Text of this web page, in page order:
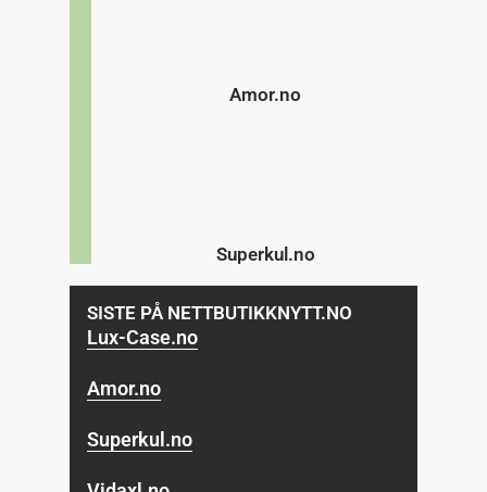
Amor.no
Superkul.no
SISTE PÅ NETTBUTIKKNYTT.NO
Lux-Case.no
Amor.no
Superkul.no